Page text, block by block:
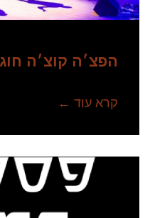
הפצ׳ה קוצ׳ה חוגג
קרא עוד ←